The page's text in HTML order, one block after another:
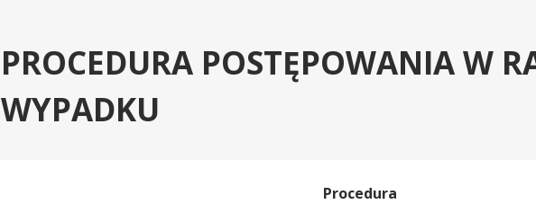
PROCEDURA POSTĘPOWANIA W
WYPADKU
Procedura